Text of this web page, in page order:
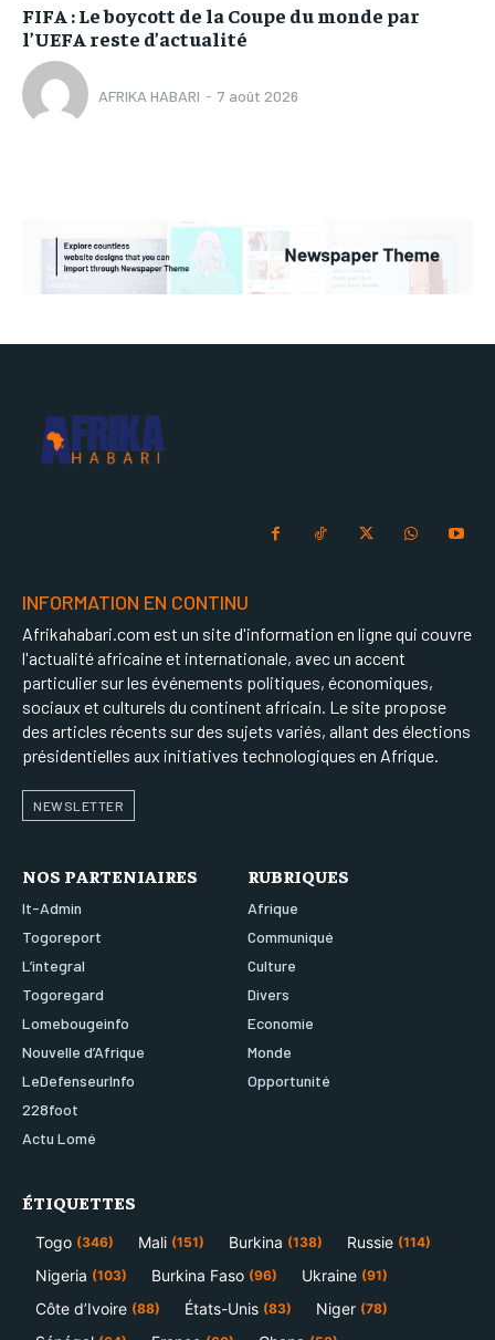
FIFA : Le boycott de la Coupe du monde par
l’UEFA reste d’actualité
AFRIKA HABARI - 7 août 2026
INFORMATION EN CONTINU
Afrikahabari.com est un site d'information en ligne qui couvre
l'actualité africaine et internationale, avec un accent
particulier sur les événements politiques, économiques,
sociaux et culturels du continent africain. Le site propose
des articles récents sur des sujets variés, allant des élections
présidentielles aux initiatives technologiques en Afrique.
NEWSLETTER
NOS PARTENIAIRES
It-Admin
Togoreport
L’integral
Togoregard
Lomebougeinfo
Nouvelle d’Afrique
LeDefenseurInfo
228foot
Actu Lomé
RUBRIQUES
Afrique
Communiqué
Culture
Divers
Economie
Monde
Opportunité
ÉTIQUETTES
Togo (346) Mali (151) Burkina (138) Russie (114)
Nigeria (103) Burkina Faso (96) Ukraine (91)
Côte d’Ivoire (88) États-Unis (83) Niger (78)